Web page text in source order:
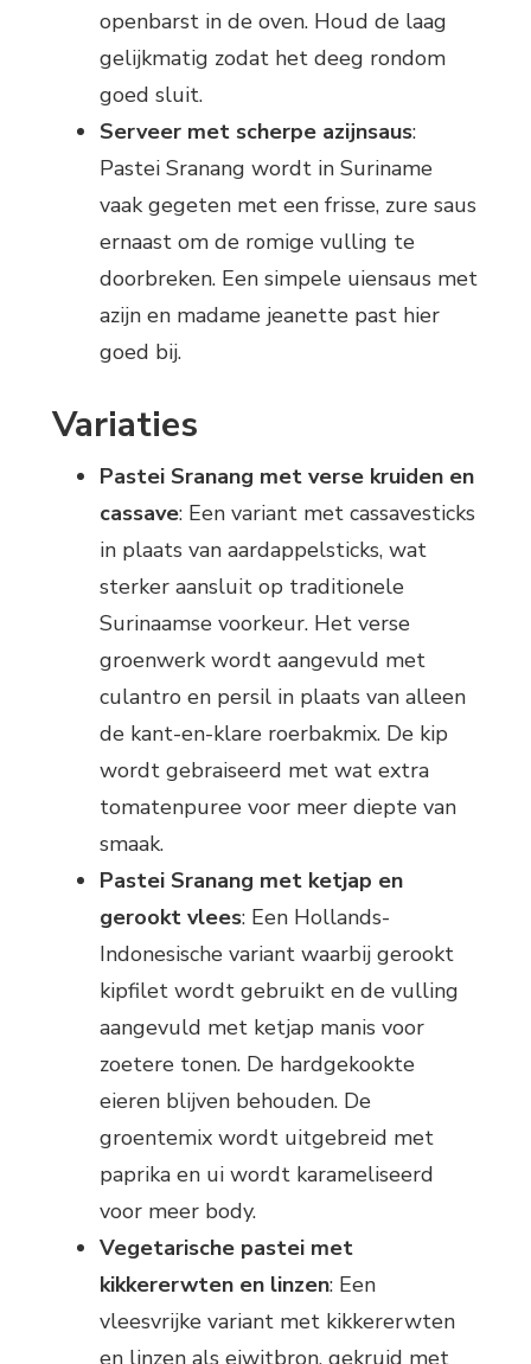
openbarst in de oven. Houd de laag
gelijkmatig zodat het deeg rondom
goed sluit.
Serveer met scherpe azijnsaus:
Pastei Sranang wordt in Suriname
vaak gegeten met een frisse, zure saus
ernaast om de romige vulling te
doorbreken. Een simpele uiensaus met
azijn en madame jeanette past hier
goed bij.
Variaties
Pastei Sranang met verse kruiden en
cassave: Een variant met cassavesticks
in plaats van aardappelsticks, wat
sterker aansluit op traditionele
Surinaamse voorkeur. Het verse
groenwerk wordt aangevuld met
culantro en persil in plaats van alleen
de kant-en-klare roerbakmix. De kip
wordt gebraiseerd met wat extra
tomatenpuree voor meer diepte van
smaak.
Pastei Sranang met ketjap en
gerookt vlees: Een Hollands-
Indonesische variant waarbij gerookt
kipfilet wordt gebruikt en de vulling
aangevuld met ketjap manis voor
zoetere tonen. De hardgekookte
eieren blijven behouden. De
groentemix wordt uitgebreid met
paprika en ui wordt karameliseerd
voor meer body.
Vegetarische pastei met
kikkererwten en linzen: Een
vleesvrijke variant met kikkererwten
en linzen als eiwitbron, gekruid met